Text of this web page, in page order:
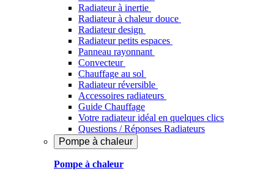
Radiateur à inertie
Radiateur à chaleur douce
Radiateur design
Radiateur petits espaces
Panneau rayonnant
Convecteur
Chauffage au sol
Radiateur réversible
Accessoires radiateurs
Guide Chauffage
Votre radiateur idéal en quelques clics
Questions / Réponses Radiateurs
Pompe à chaleur
Pompe à chaleur